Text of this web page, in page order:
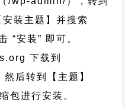
装主题】并搜索
“安装” 即可。
下载到
后转到【主题】
包进行安装。